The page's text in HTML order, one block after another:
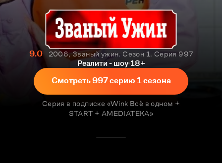
9.0
2006, Званый ужин. Сезон 1. Серия 997
Реалити - шоу 18+
Смотреть 997 серию 1 сезона
Серия в подписке «Wink Всё в одном +
START + AMEDIATEKA»